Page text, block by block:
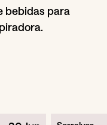
bebidas para